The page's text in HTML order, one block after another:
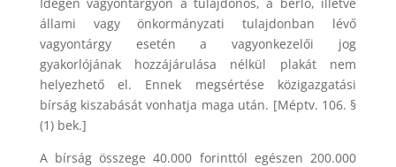
állami vagy önkormányzati tulajdonban lévő
vagyontárgy esetén a vagyonkezelői jog
gyakorlójának hozzájárulása nélkül plakát nem
helyezhető el. Ennek megsértése közigazgatási
bírság kiszabását vonhatja maga után. [Méptv. 106. §
(1) bek.]
A bírság összege 40.000 forinttól egészen 200.000